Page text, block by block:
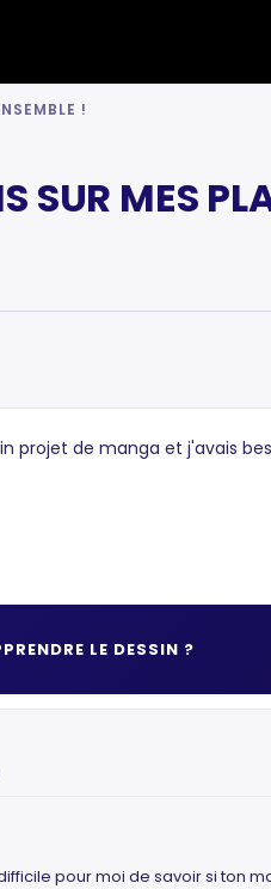
!
SUR MES
projet de manga et j'avais
LE DESSIN ?
pour moi de savoir si ton